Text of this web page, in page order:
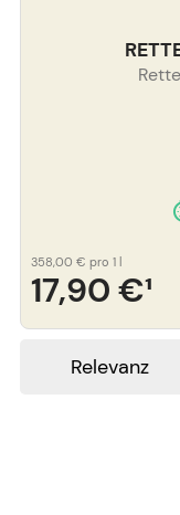
17,90 €¹
358,00 € pro 1 l